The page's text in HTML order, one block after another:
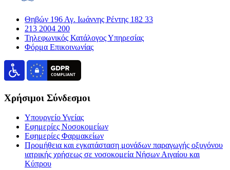
Θηβών 196 Αγ. Ιωάννης Ρέντης 182 33
213 2004 200
Τηλεφωνικός Κατάλογος Υπηρεσίας
Φόρμα Επικοινωνίας
Χρήσιμοι Σύνδεσμοι
Υπουργείο Υγείας
Εφημερίες Νοσοκομείων
Εφημερίες Φαρμακείων
Προμήθεια και εγκατάσταση μονάδων παραγωγής οξυγόνου
ιατρικής χρήσεως σε νοσοκομεία Νήσων Αιγαίου και
Κύπρου